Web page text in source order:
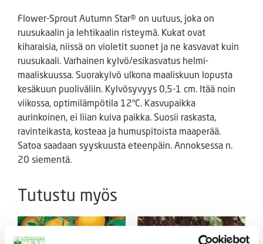
Flower-Sprout Autumn Star® on uutuus, joka on
ruusukaalin ja lehtikaalin risteymä. Kukat ovat
kiharaisia, niissä on violetit suonet ja ne kasvavat kuin
ruusukaali. Varhainen kylvö/esikasvatus helmi-
maaliskuussa. Suorakylvö ulkona maaliskuun lopusta
kesäkuun puoliväliin. Kylvösyvyys 0,5-1 cm. Itää noin
viikossa, optimilämpötila 12°C. Kasvupaikka
aurinkoinen, ei liian kuiva paikka. Suosii raskasta,
ravinteikasta, kosteaa ja humuspitoista maaperää.
Satoa saadaan syyskuusta eteenpäin. Annoksessa n.
20 siementä.
Tutustu myös